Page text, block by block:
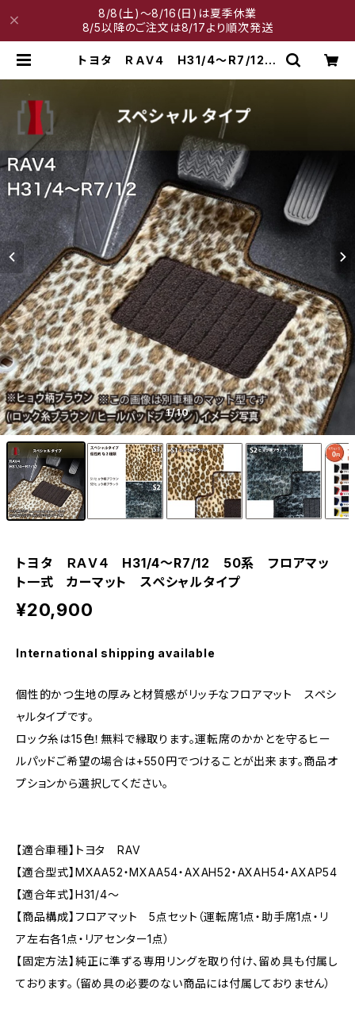
8/8(土)～8/16(日)は夏季休業
8/5以降のご注文は8/17より順次発送
トヨタ ＲＡＶ４ H31/4〜R7/12
1/10
トヨタ ＲＡＶ４ H31/4〜R7/12 50系 フロアマッ
ト一式 カーマット スペシャルタイプ
¥20,900
International shipping available
個性的かつ生地の厚みと材質感がリッチなフロアマット スペシ
ャルタイプです。
ロック糸は15色！無料で縁取ります。運転席のかかとを守るヒー
ルパッドご希望の場合は+550円でつけることが出来ます。商品オ
プションから選択してください。
【適合車種】トヨタ RAV
【適合型式】MXAA52・MXAA54・AXAH52・AXAH54・AXAP54
【適合年式】H31/4〜
【商品構成】フロアマット 5点セット（運転席1点・助手席1点・リ
ア左右各1点・リアセンター1点）
【固定方法】純正に準ずる専用リングを取り付け、留め具も付属し
ております。（留め具の必要のない商品には付属しておりません）